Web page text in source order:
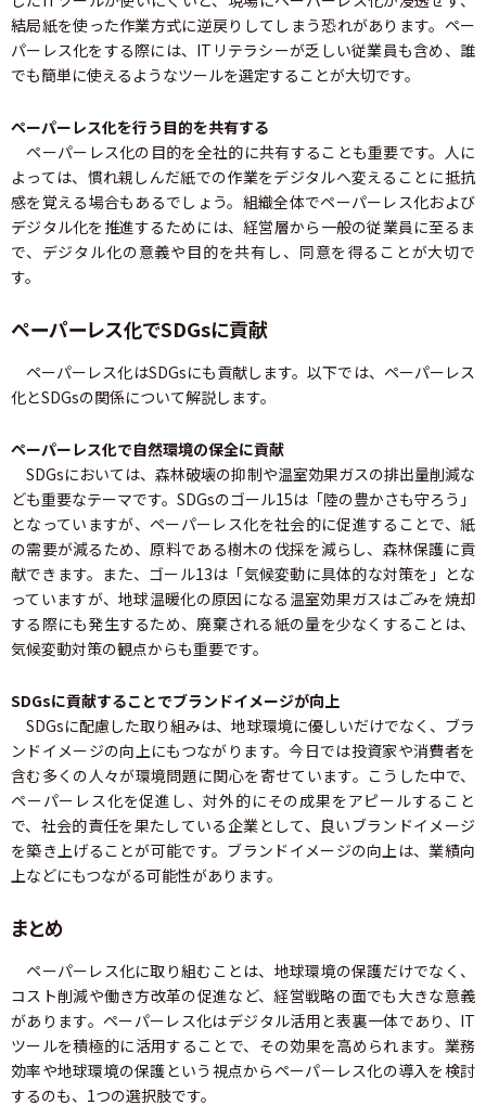
結局紙を使った作業方式に逆戻りしてしまう恐れがあります。ペー
パーレス化をする際には、ITリテラシーが乏しい従業員も含め、誰
でも簡単に使えるようなツールを選定することが大切です。
ペーパーレス化を行う目的を共有する
ペーパーレス化の目的を全社的に共有することも重要です。人に
よっては、慣れ親しんだ紙での作業をデジタルへ変えることに抵抗
感を覚える場合もあるでしょう。組織全体でペーパーレス化および
デジタル化を推進するためには、経営層から一般の従業員に至るま
で、デジタル化の意義や目的を共有し、同意を得ることが大切で
す。
ペーパーレス化でSDGsに貢献
ペーパーレス化はSDGsにも貢献します。以下では、ペーパーレス
化とSDGsの関係について解説します。
ペーパーレス化で自然環境の保全に貢献
SDGsにおいては、森林破壊の抑制や温室効果ガスの排出量削減な
ども重要なテーマです。SDGsのゴール15は「陸の豊かさも守ろう」
となっていますが、ペーパーレス化を社会的に促進することで、紙
の需要が減るため、原料である樹木の伐採を減らし、森林保護に貢
献できます。また、ゴール13は「気候変動に具体的な対策を」とな
っていますが、地球温暖化の原因になる温室効果ガスはごみを焼却
する際にも発生するため、廃棄される紙の量を少なくすることは、
気候変動対策の観点からも重要です。
SDGsに貢献することでブランドイメージが向上
SDGsに配慮した取り組みは、地球環境に優しいだけでなく、ブラ
ンドイメージの向上にもつながります。今日では投資家や消費者を
含む多くの人々が環境問題に関心を寄せています。こうした中で、
ペーパーレス化を促進し、対外的にその成果をアピールすること
で、社会的責任を果たしている企業として、良いブランドイメージ
を築き上げることが可能です。ブランドイメージの向上は、業績向
上などにもつながる可能性があります。
まとめ
ペーパーレス化に取り組むことは、地球環境の保護だけでなく、
コスト削減や働き方改革の促進など、経営戦略の面でも大きな意義
があります。ペーパーレス化はデジタル活用と表裏一体であり、IT
ツールを積極的に活用することで、その効果を高められます。業務
効率や地球環境の保護という視点からペーパーレス化の導入を検討
するのも、1つの選択肢です。